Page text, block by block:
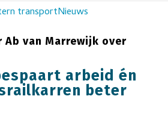
transportNieuws
Ab van Marrewijk over
arbeid én
beter